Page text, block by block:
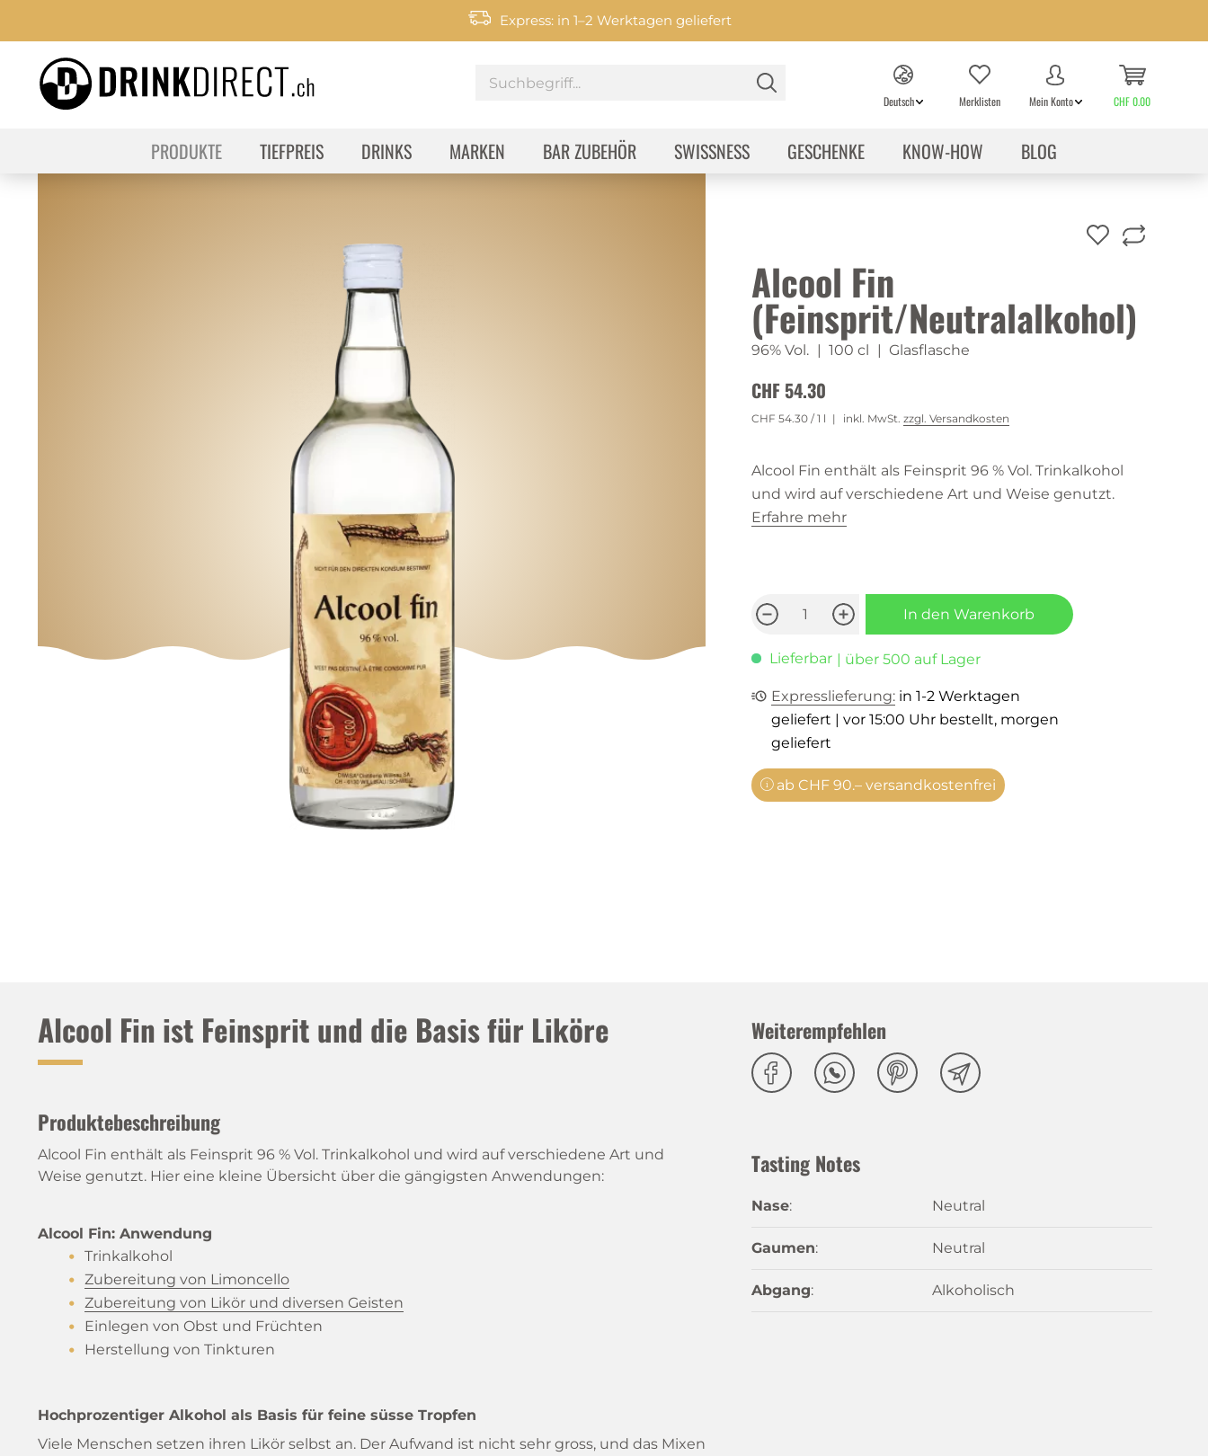
Express: in 1–2 Werktagen geliefert
Deutsch Merklisten Mein Konto CHF 0.00
PRODUKTE TIEFPREIS DRINKS MARKEN BAR ZUBEHÖR SWISSNESS GESCHENKE KNOW-HOW BLOG
Alcool Fin
(Feinsprit/Neutralalkohol)
96% Vol. | 100 cl | Glasflasche
CHF 54.30
CHF 54.30/ 1 l inkl. MwSt. zzgl. Versandkosten
Alcool Fin enthält als Feinsprit 96 % Vol. Trinkalkohol
und wird auf verschiedene Art und Weise genutzt.
Erfahre mehr
In den Warenkorb
Lieferbar | über 500 auf Lager
Expresslieferung:in 1-2 Werktagen
geliefert | vor 15:00 Uhr bestellt, morgen
geliefert
ab CHF 90.– versandkostenfrei
Alcool Fin ist Feinsprit und die Basis für Liköre
Produktebeschreibung
Alcool Fin enthält als Feinsprit 96 % Vol. Trinkalkohol und wird auf verschiedene Art und
Weise genutzt. Hier eine kleine Übersicht über die gängigsten Anwendungen:
Alcool Fin: Anwendung
Trinkalkohol
Zubereitung von Limoncello
Zubereitung von Likör und diversen Geisten
Einlegen von Obst und Früchten
Herstellung von Tinkturen
Hochprozentiger Alkohol als Basis für feine süsse Tropfen
Viele Menschen setzen ihren Likör selbst an. Der Aufwand ist nicht sehr gross, und das Mixen
Weiterempfehlen
Tasting Notes
Nase: Neutral
Gaumen: Neutral
Abgang: Alkoholisch